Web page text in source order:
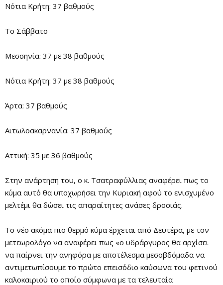
Νότια Κρήτη: 37 βαθμούς
Το Σάββατο
Μεσσηνία: 37 με 38 βαθμούς
Νότια Κρήτη: 37 με 38 βαθμούς
Άρτα: 37 βαθμούς
Αιτωλοακαρνανία: 37 βαθμούς
Αττική: 35 με 36 βαθμούς
Στην ανάρτηση του, ο κ. Τσατραφύλλιας αναφέρει πως το
κύμα αυτό θα υποχωρήσει την Κυριακή αφού το ενισχυμένο
μελτέμι θα δώσει τις απαραίτητες ανάσες δροσιάς.
Το νέο ακόμα πιο θερμό κύμα έρχεται από Δευτέρα, με τον
μετεωρολόγο να αναφέρει πως «ο υδράργυρος θα αρχίσει
να παίρνει την ανηφόρα με αποτέλεσμα μεσοβδόμαδα να
αντιμετωπίσουμε το πρώτο επεισόδιο καύσωνα του φετινού
καλοκαιριού το οποίο σύμφωνα με τα τελευταία